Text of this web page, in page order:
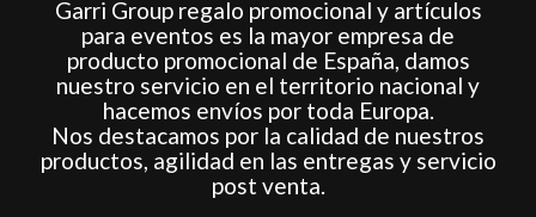
Garri Group regalo promocional y artículos
para eventos es la mayor empresa de
producto promocional de España, damos
nuestro servicio en el territorio nacional y
hacemos envíos por toda Europa.
Nos destacamos por la calidad de nuestros
productos, agilidad en las entregas y servicio
post venta.